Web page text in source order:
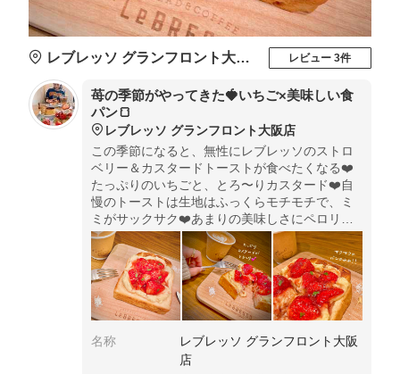
レブレッソ グランフロント大阪店 レビュー 3件
苺の季節がやってきた🍓いちご×美味しい食
パン🍞
レブレッソ グランフロント大阪店
この季節になると、無性にレブレッソのストロ
ベリー＆カスタードトーストが食べたくなる❤️
たっぷりのいちごと、とろ〜りカスタード❤️自
慢のトーストは生地はふっくらモチモチで、ミ
ミがサックサク❤️あまりの美味しさにペロリと
完食しちゃいます🤭💕
名称
レブレッソ グランフロント大阪
店